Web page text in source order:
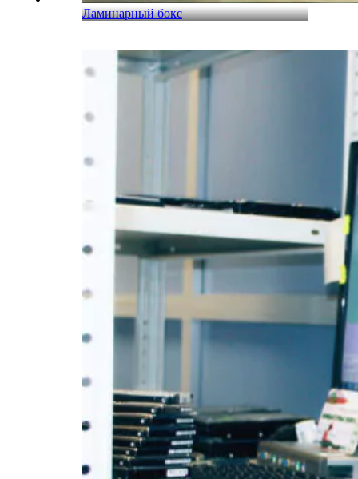
Ламинарный бокс